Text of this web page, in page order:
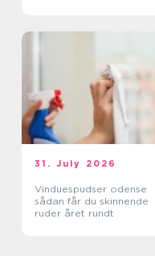
31. July 2026
Vinduespudser odense
sådan får du skinnende
ruder året rundt